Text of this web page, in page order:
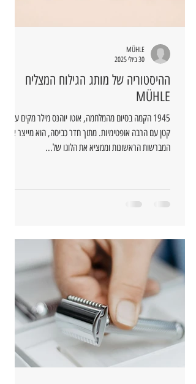
ההיסטוריה של מותג הגילוח המצליח
MÜHLE
1945 הקמה בסיום מהמלחמה, אוטו יוהנס מילר מקים עסק
קטן עם הרבה אופטימיות. מתוך חדר כביסה, הוא מייצר את
המברשות הראשונות וממציא את הלוגו של...
MÜHLE
30 ביולי 2025